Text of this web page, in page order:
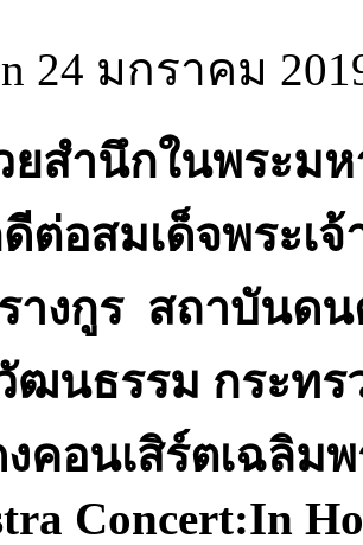
24 มกราคม
นึกในพระมหา
ต่อสมเด็จพระเ
รางกูร สถาบันด
ฒนธรรม กระท
คอนเสิร์ตเฉลิม
Concert:In